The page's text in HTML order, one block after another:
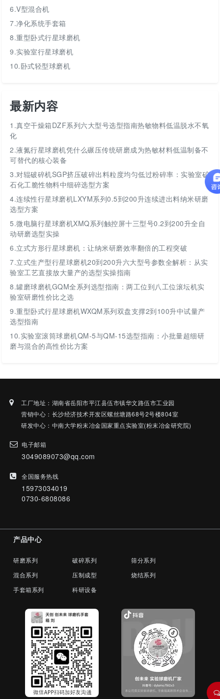
6.V型混合机
7.净化系统手套箱
8.重型卧式行星球磨机
9.实验室行星球磨机
10.卧式轻型球磨机
最新内容
1.真空干燥箱DZF系列六大型号选型指南热敏物料低温脱水不氧
化
2.液氮行星球磨机凭什么碾压传统研磨成为热敏材料低温制备不
可替代的核心装备
3.对辊破碎机SGP挤压破碎出料粒度均匀低过粉碎率：实验室矿
石化工脆性物料中细碎选型方案
4.连续性行星球磨机LXYM系列0.5到200升连续进出料纳米研磨
选型方案
5.微电脑行星球磨机XMQ系列触控屏十三型号0.2到200升全自
动研磨选型实操
6.立式方形行星球磨机：让纳米研磨效率翻倍的工程突破
7.立式生产型行星球磨机20到200升六大型号参数全解析：从实
验室工艺直接放大量产的选型实操指南
8.罐磨球磨机GQM全系列选型指南：两工位到八工位滚坛机实
验室研磨性价比之选
9.重型卧式行星球磨机WXQM系列双盘支撑2到100升中试量产
选型指南
10.实验室滚筒球磨机QM-5与QM-15选型指南：小批量超细研
磨与混合的高性价比方案
工厂地址：湖南省岳阳市平江县伍市镇华文路伍市工业园
营销中心：长沙经济技术开发区螺丝塘路68号2号楼804室
研发中心：中南大学粉末冶金国家重点实验室(粉末冶金研究院)
电子邮箱
3049089073@qq.com
全国服务热线
15973034019
0730-6808086
产品中心
研磨系列 破碎系列
筛分系列
混合系列
压制成型
烧结系列
手套箱系列
科研设备